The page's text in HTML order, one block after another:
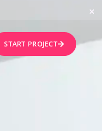
START PROJECT